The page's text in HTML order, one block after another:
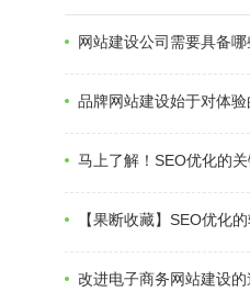
网站建设公司需要具备
品牌网站建设始于对体验
马上了解！SEO优化的
【果断收藏】SEO优化
改进电子商务网站建设的